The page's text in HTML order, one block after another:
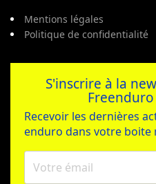
Mentions légales
Politique de confidentialité
S'inscrire à la
Freenduro
Recevoir les dernières
enduro dans votre boite